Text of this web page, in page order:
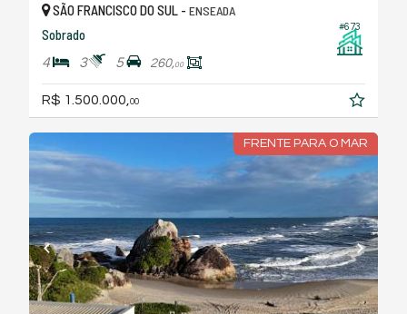
#673
SÃO FRANCISCO DO SUL - ENSEADA
Sobrado
4 3 5 260,00
R$ 1.500.000, 00
FRENTE PARA O MAR